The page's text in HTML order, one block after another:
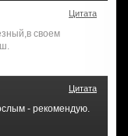
Цитата
своем
Цитата
- рекомендую.